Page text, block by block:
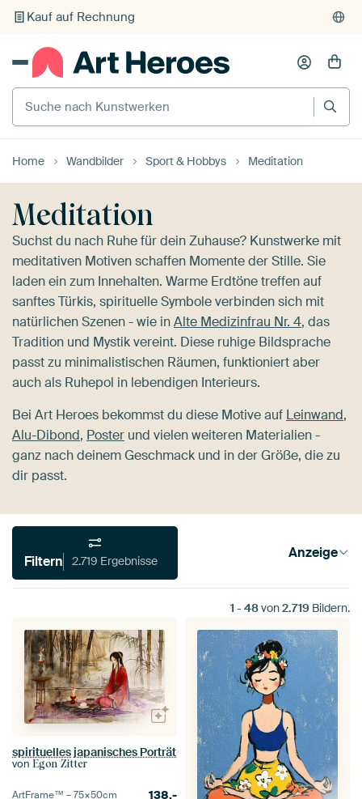
Individueller Druck auf Bestellung
Suche nach Kunstwerken
Home Wandbilder Sport & Hobbys Meditation
Meditation
Suchst du nach Ruhe für dein Zuhause? Kunstwerke mit
meditativen Motiven schaffen Momente der Stille. Sie
laden ein zum Innehalten. Warme Erdtöne treffen auf
sanftes Türkis, spirituelle Symbole verbinden sich mit
natürlichen Szenen - wie inAlte Medizinfrau Nr. 4, das
Tradition und Mystik vereint. Diese ruhige Bildsprache
passt zu minimalistischen Räumen, funktioniert aber
auch als Ruhepol in lebendigen Interieurs.
Bei Art Heroes bekommst du diese Motive auf Leinwand,
Alu-Dibond, Poster und vielen weiteren Materialien -
ganz nach deinem Geschmack und in der Größe, die zu
dir passt.
Filtern 2.719 Ergebnisse Anzeige
1 - 48von2.719 Bildern.
spirituelles japanisches Porträt
von Egon Zitter
ArtFrame™ –75×50cm 138,-